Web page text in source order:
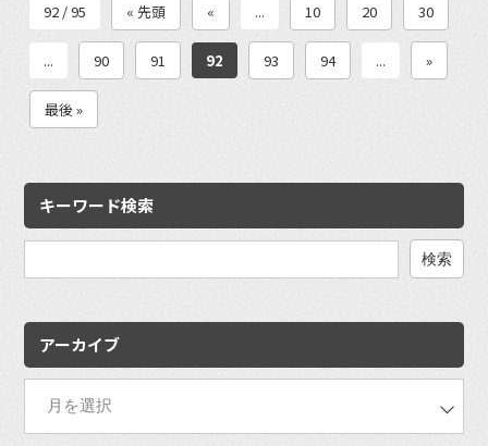
92 / 95 « 先頭 « ... 10 20 30
... 90 91 92 93 94 ... »
最後 »
キーワード検索
アーカイブ